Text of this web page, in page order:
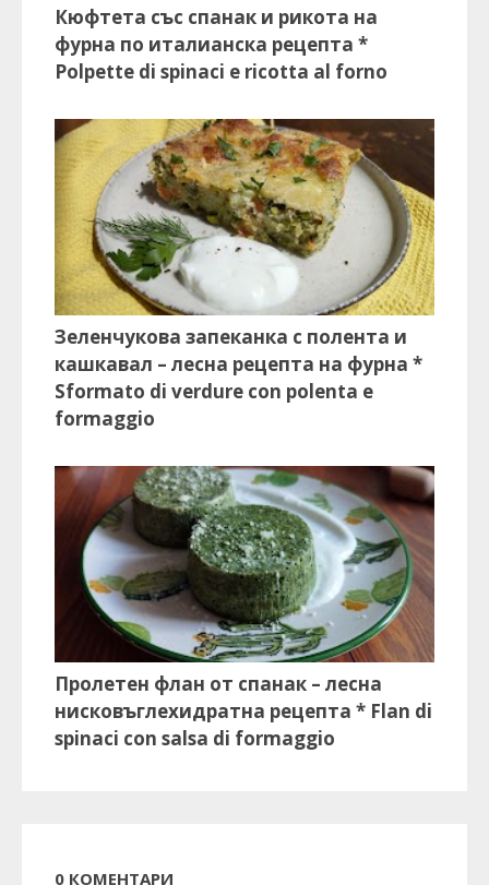
Кюфтета със спанак и рикота на
фурна по италианска рецепта *
Polpette di spinaci e ricotta al forno
Зеленчукова запеканка с полента и
кашкавал – лесна рецепта на фурна *
Sformato di verdure con polenta e
formaggio
Пролетен флан от спанак – лесна
нисковъглехидратна рецепта * Flan di
spinaci con salsa di formaggio
0 КОМЕНТАРИ